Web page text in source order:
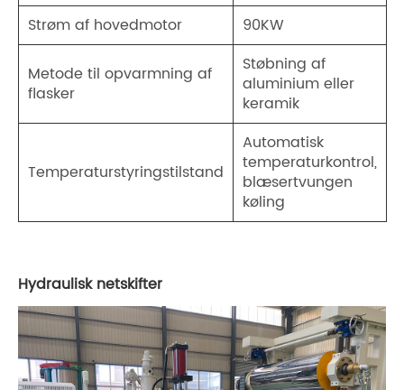
Strøm af hovedmotor
90KW
Metode til opvarmning af
flasker
Støbning af
aluminium eller
keramik
Temperaturstyringstilstand
Automatisk
temperaturkontrol,
blæsertvungen
køling
Hydraulisk netskifter